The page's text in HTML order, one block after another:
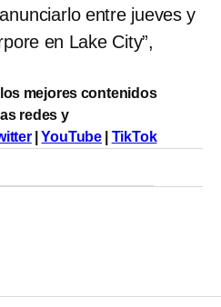
entre jueves y
en Lake City”,
mejores contenidos
redes y
|YouTube TikTok